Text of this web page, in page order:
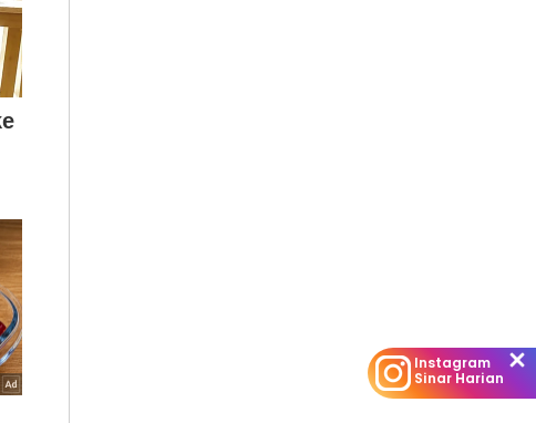
Instagram
Sinar Harian